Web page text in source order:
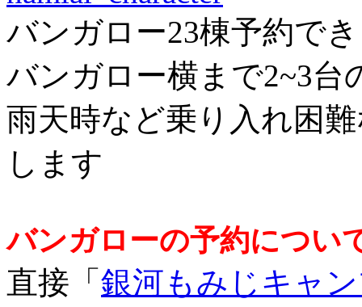
バンガロー23棟予約で
バンガロー横まで2~3台
雨天時など乗り入れ困
します
バンガローの予約につい
直接「 銀河もみじキャ